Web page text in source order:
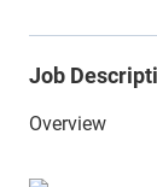
Job
Overview